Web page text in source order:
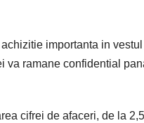
importanta in
va ramane confidential
cifrei de afaceri, de la